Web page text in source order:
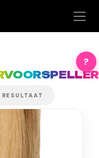
?
RESULTAAT